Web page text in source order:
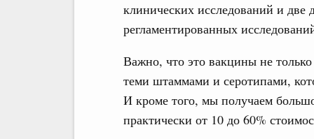
клинических исследований и
регламентированных
Важно, что это вакцины не
теми штаммами и серотипами,
И кроме того, мы получаем
практически от 10 до 60%